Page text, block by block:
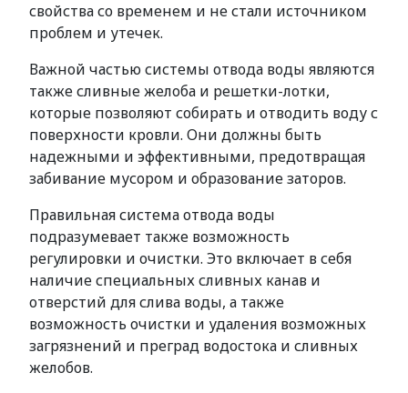
свойства со временем и не стали источником
проблем и утечек.
Важной частью системы отвода воды являются
также сливные желоба и решетки-лотки,
которые позволяют собирать и отводить воду с
поверхности кровли. Они должны быть
надежными и эффективными, предотвращая
забивание мусором и образование заторов.
Правильная система отвода воды
подразумевает также возможность
регулировки и очистки. Это включает в себя
наличие специальных сливных канав и
отверстий для слива воды, а также
возможность очистки и удаления возможных
загрязнений и преград водостока и сливных
желобов.